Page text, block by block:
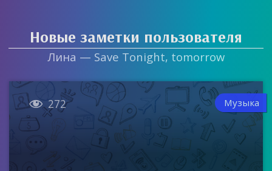
Новые заметки пользователя
Лина — Save Tonight, tomorrow
 272 Музыка